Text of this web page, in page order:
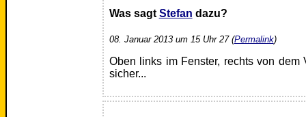
Was sagt Stefan dazu?
08. Januar 2013 um 15 Uhr 27 (Permalink)
Oben links im Fenster, rechts von dem
sicher...